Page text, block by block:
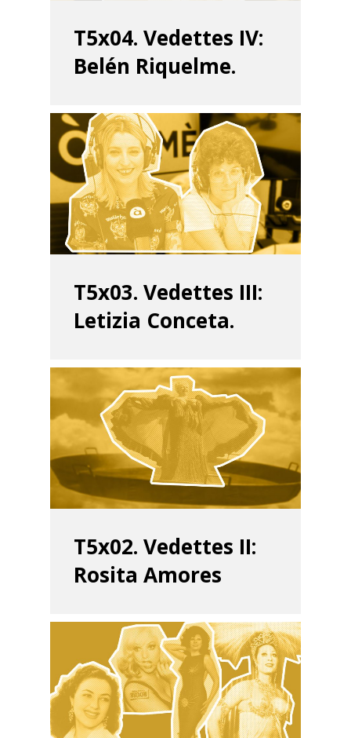
T5x04. Vedettes IV:
Belén Riquelme.
T5x03. Vedettes III:
Letizia Conceta.
T5x02. Vedettes II:
Rosita Amores